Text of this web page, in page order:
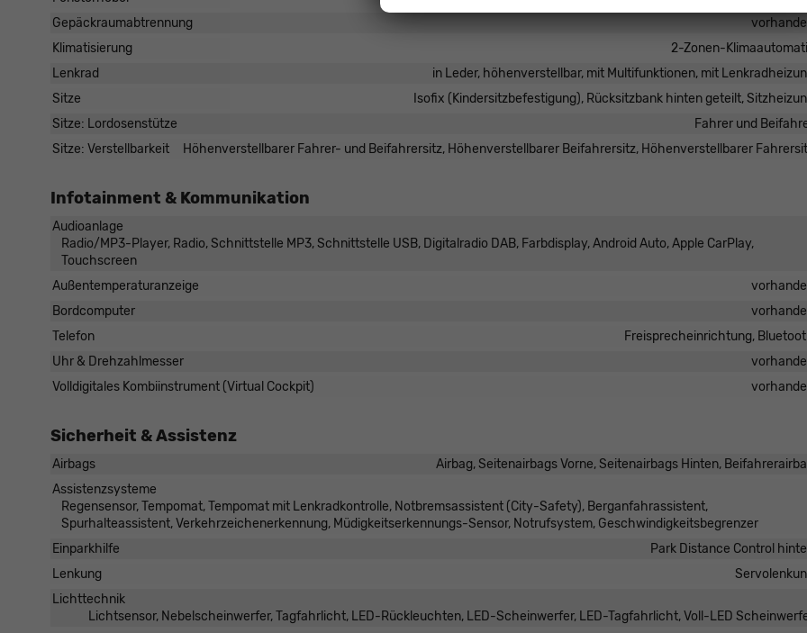
Gepäckraumabtrennung
Klimatisierung
2-Zonen-
Lenkrad
in Leder, höhenverstellbar, mit Multifunktionen, mit
Sitze
Isofix (Kindersitzbefestigung), Rücksitzbank hinten geteilt,
Sitze: Lordosenstütze
Fahrer und
Sitze: Verstellbarkeit
Höhenverstellbarer Fahrer- und Beifahrersitz, Höhenverstellbarer Beifahrersitz, Höhenverstellbarer
Infotainment & Kommunikation
Audioanlage
Radio/MP3-Player, Radio, Schnittstelle MP3, Schnittstelle USB, Digitalradio DAB, Farbdisplay, Android Auto, Apple CarPlay,
Touchscreen
Außentemperaturanzeige
Bordcomputer
Telefon
Freisprecheinrichtung,
Uhr & Drehzahlmesser
Volldigitales Kombiinstrument (Virtual Cockpit)
Sicherheit & Assistenz
Airbags
Airbag, Seitenairbags Vorne, Seitenairbags Hinten,
Assistenzsysteme
Regensensor, Tempomat, Tempomat mit Lenkradkontrolle, Notbremsassistent (City-Safety), Berganfahrassistent,
Spurhalteassistent, Verkehrzeichenerkennung, Müdigkeitserkennungs-Sensor, Notrufsystem, Geschwindigkeitsbegrenzer
Einparkhilfe
Park Distance Control
Lenkung
Lichttechnik
Lichtsensor, Nebelscheinwerfer, Tagfahrlicht, LED-Rückleuchten, LED-Scheinwerfer, LED-Tagfahrlicht, Voll-LED